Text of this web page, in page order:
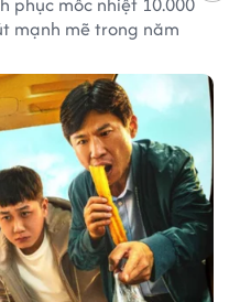
mạnh mẽ trong năm